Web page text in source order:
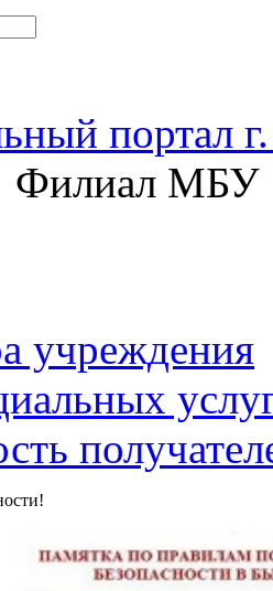
портал
Филиал МБУ
учреждения